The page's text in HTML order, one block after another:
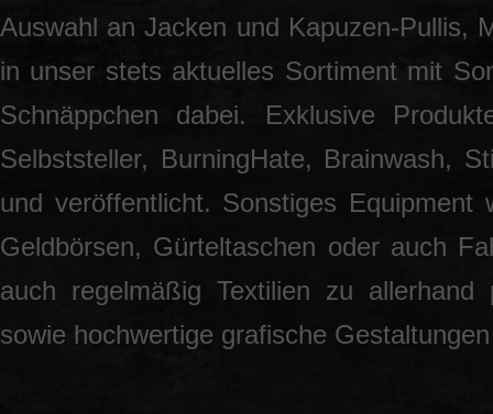
Auswahl an Jacken und Kapuzen-Pullis,
in unser stets aktuelles Sortiment mit
Schnäppchen dabei. Exklusive
Selbststeller, BurningHate, Brainwash,
und veröffentlicht. Sonstiges Equipment
Geldbörsen, Gürteltaschen oder auch
auch regelmäßig Textilien zu allerhand
sowie hochwertige grafische